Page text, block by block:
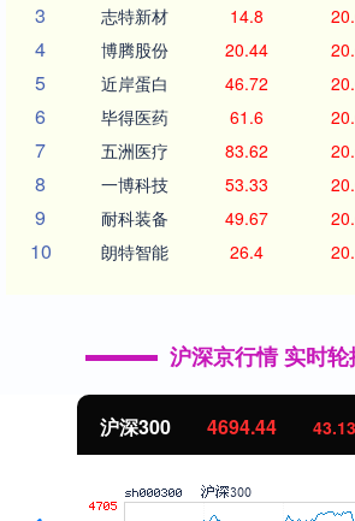
3 志特新材 14.8
4 博腾股份 20.44
5 近岸蛋白 46.72
6 毕得医药 61.6
7 五洲医疗 83.62
8 一博科技 53.33
9 耐科装备 49.67
10 朗特智能 26.4
沪深京行情 实时轮
沪深300 4694.44 43.13